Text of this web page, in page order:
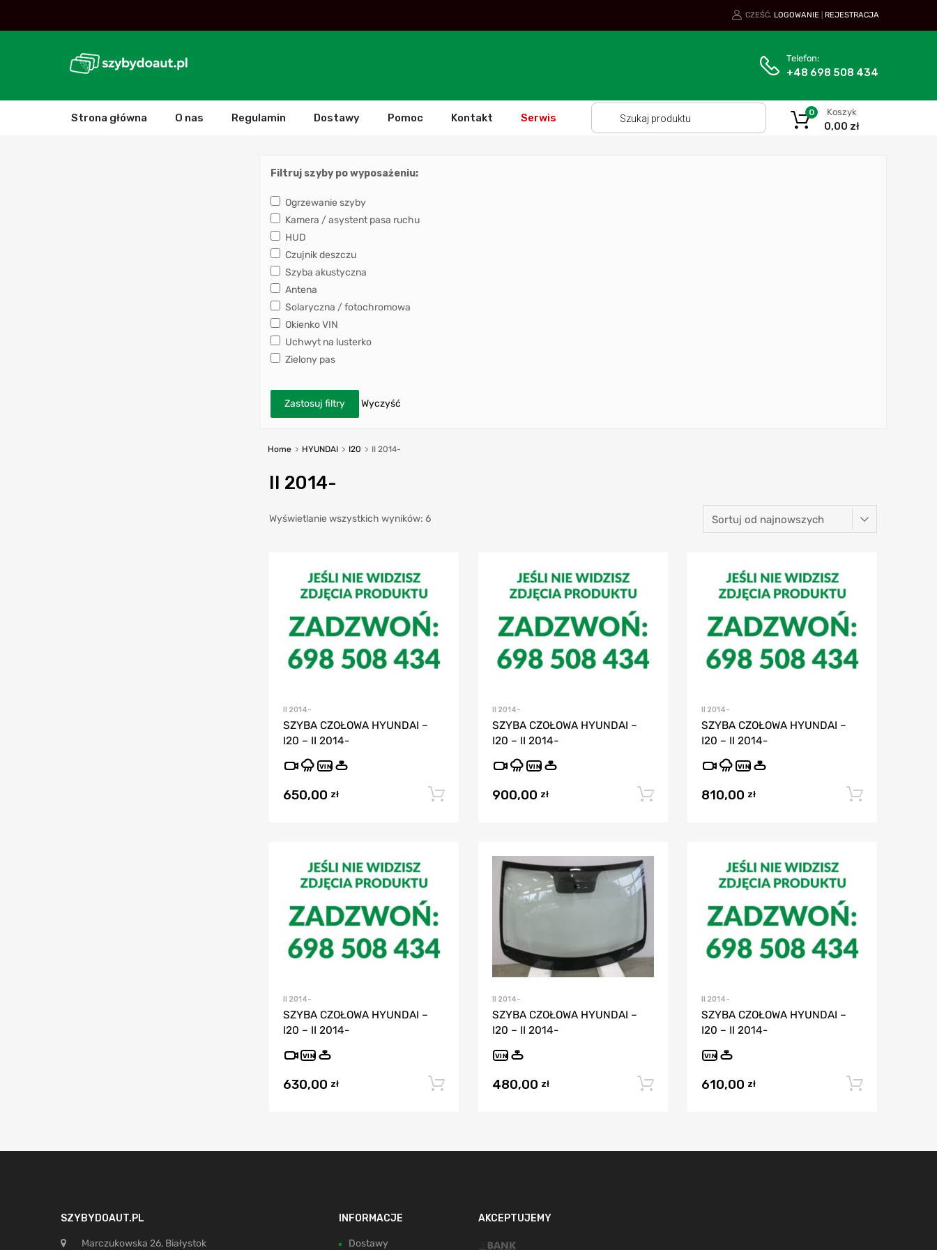
CZEŚĆ. LOGOWANIE REJESTRACJA
Telefon:
+48 698 508 434
Strona główna O nas Regulamin Dostawy Pomoc Kontakt Serwis Koszyk
0,00 zł
0
Filtruj szyby po wyposażeniu:
Ogrzewanie szyby
Kamera / asystent pasa ruchu
HUD
Czujnik deszczu
Szyba akustyczna
Antena
Solaryczna / fotochromowa
Okienko VIN
Uchwyt na lusterko
Zielony pas
Zastosuj filtry Wyczyść
Home HYUNDAI I20 II 2014-
II 2014-
Wyświetlanie wszystkich wyników: 6
II 2014-
SZYBA CZOŁOWA HYUNDAI –
I20 – II 2014-
VIN
650,00 zł Dodaj do koszyka
II 2014-
SZYBA CZOŁOWA HYUNDAI –
I20 – II 2014-
VIN
900,00 zł Dodaj do koszyka
II 2014-
SZYBA CZOŁOWA HYUNDAI –
I20 – II 2014-
VIN
810,00 zł
II 2014-
SZYBA CZOŁOWA HYUNDAI –
I20 – II 2014-
VIN
630,00 zł Dodaj do koszyka
II 2014-
SZYBA CZOŁOWA HYUNDAI –
I20 – II 2014-
VIN
480,00 zł Dodaj do koszyka
II 2014-
SZYBA CZOŁOWA HYUNDAI –
I20 – II 2014-
VIN
610,00 zł
SZYBYDOAUT.PL
Marczukowska 26, Białystok
INFORMACJE
Dostawy
AKCEPTUJEMY